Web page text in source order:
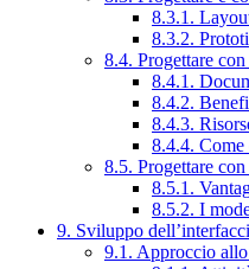
8.3.1.
8.3.2.
8.4. Progettare
8.4.1.
8.4.2.
8.4.3.
8.4.4. Come
8.5. Progettare
8.5.1.
8.5.2. I
9. Sviluppo
9.1. Approccio